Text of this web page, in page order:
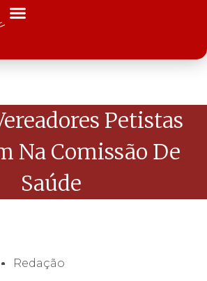
Petistas
Na Comissão De
Saúde
Redação